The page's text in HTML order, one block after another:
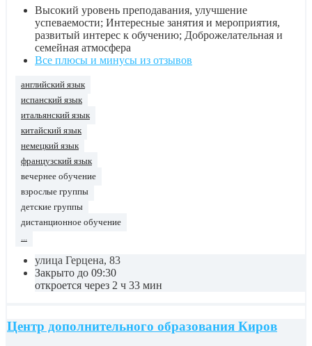
Высокий уровень преподавания, улучшение
успеваемости; Интересные занятия и мероприятия,
развитый интерес к обучению; Доброжелательная и
семейная атмосфера
Все плюсы и минусы из отзывов
английский язык
испанский язык
итальянский язык
китайский язык
немецкий язык
французский язык
вечернее обучение
взрослые группы
детские группы
дистанционное обучение
...
улица Герцена, 83
Закрыто до 09:30
откроется через 2 ч 33 мин
Центр дополнительного образования Киров